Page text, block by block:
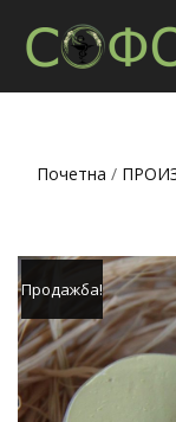
Почетна /
Продажба!